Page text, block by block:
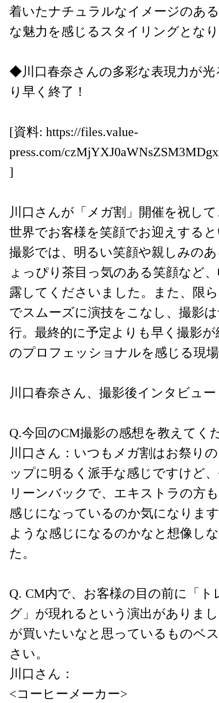
着いたナチュラルなイメージのあ
な魅力を感じるスタイリングとな
◆川口春奈さんの多彩な表現力が光
り早く終了！
[資料: https://files.value-
press.com/
]
川口さんが「メガ割」開催を祝し
世界でお客様を笑顔でお迎えする
撮影では、明るい笑顔や親しみの
ょっぴり茶目っ気のある笑顔など
露してくださいました。また、限
でスムーズに演技をこなし、撮影
行。最終的に予定よりも早く撮影
のプロフェッショナルを感じる現
川口春奈さん、撮影後インタビュー
Q.今回のCM撮影の感想を教えてく
川口さん：いつもメガ割はお祭り
ップに明るく派手な感じですけど
リーンバックで、エキストラの方
感じになっているのか気になりま
ような感じになるのかなと想像し
た。
Q. CM内で、お客様の目の前に「
グ」が現れるという演出がありま
が買いたいなと思っているものベ
さい。
川口さん：
<コーヒーメーカー>